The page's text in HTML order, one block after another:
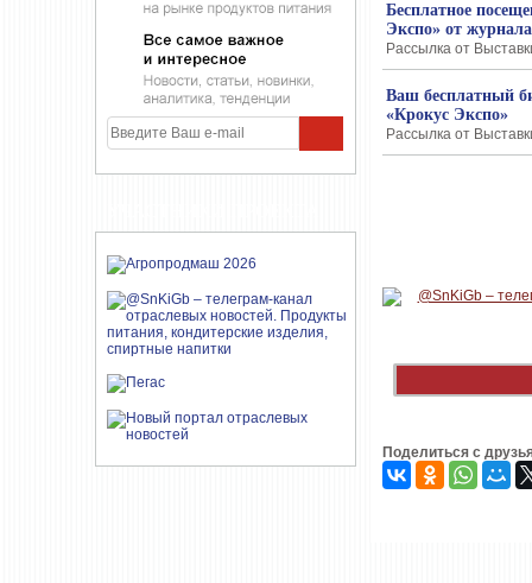
Бесплатное
Экспо» от
Рассылка от
Ваш бесплатный
«Крокус Экспо»
Рассылка от
Поделиться с